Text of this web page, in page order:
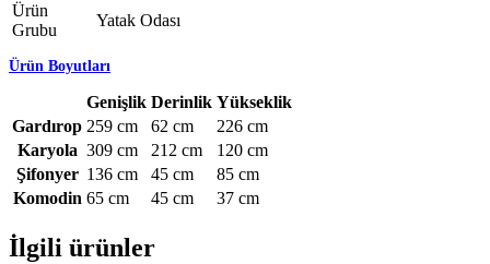
Ürün
Grubu
Yatak Odası
Ürün Boyutları
Genişlik Derinlik Yükseklik
Gardırop 259 cm 62 cm
226 cm
Karyola 309 cm 212 cm
120 cm
Şifonyer 136 cm 45 cm
85 cm
Komodin 65 cm 45 cm 37 cm
İlgili ürünler